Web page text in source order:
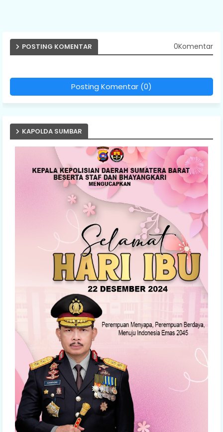
POSTING KOMENTAR 0Komentar
Posting Komentar (0)
KAPOLDA SUMBAR